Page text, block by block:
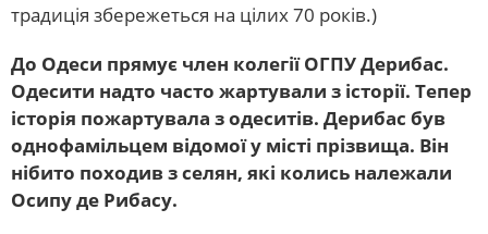
традиція збережеться на цілих 70 років.)
До Одеси прямує член колегії ОГПУ Дерибас.
Одесити надто часто жартували з історії. Тепер
історія пожартувала з одеситів. Дерибас був
однофамільцем відомої у місті прізвища. Він
нібито походив з селян, які колись належали
Осипу де Рибасу.